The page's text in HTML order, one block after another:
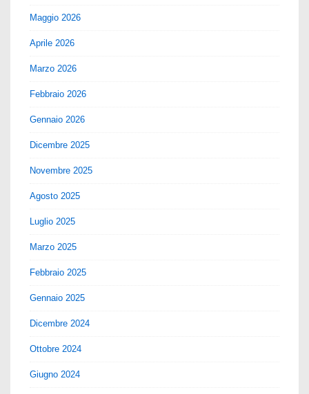
Maggio 2026
Aprile 2026
Marzo 2026
Febbraio 2026
Gennaio 2026
Dicembre 2025
Novembre 2025
Agosto 2025
Luglio 2025
Marzo 2025
Febbraio 2025
Gennaio 2025
Dicembre 2024
Ottobre 2024
Giugno 2024